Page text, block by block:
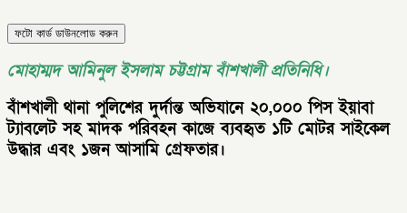
ফটো কার্ড ডাউনলোড করুন
মোহাম্মদ আমিনুল ইসলাম চট্টগ্রাম বাঁশখালী প্রতিনিধি।
বাঁশখালী থানা পুলিশের দুর্দান্ত অভিযানে ২০,০০০ পিস ইয়াবা
ট্যাবলেট সহ মাদক পরিবহন কাজে ব্যবহৃত ১টি মোটর সাইকেল
উদ্ধার এবং ১জন আসামি গ্রেফতার।